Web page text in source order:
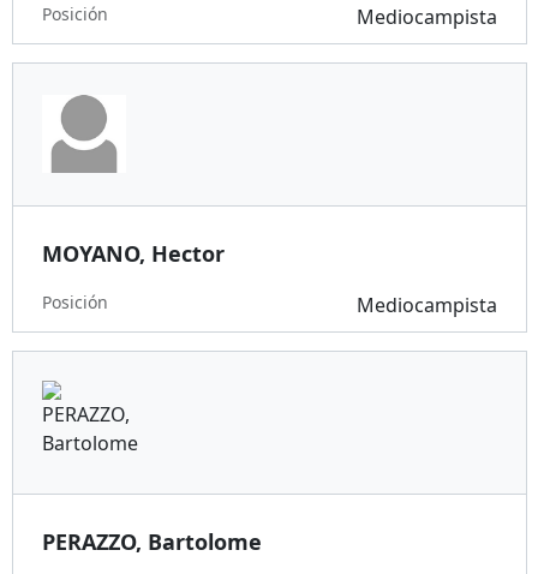
Posición Mediocampista
MOYANO, Hector
Posición Mediocampista
PERAZZO, Bartolome